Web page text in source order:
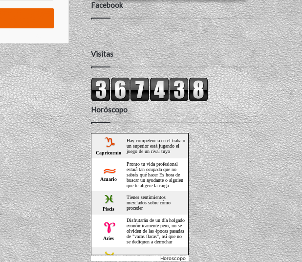
Facebook
Visitas
Horóscopo
Horoscopo